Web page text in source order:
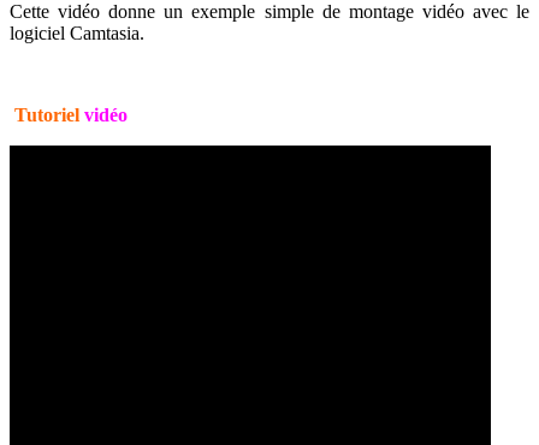
Cette vidéo donne un exemple simple de montage vidéo avec le
logiciel Camtasia.
Tutoriel vidéo